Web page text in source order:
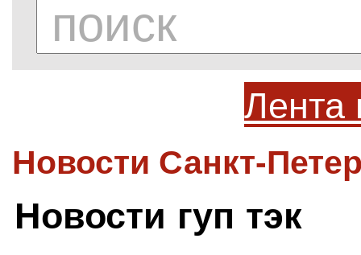
Лента
Новости Санкт-
Новости гуп тэк